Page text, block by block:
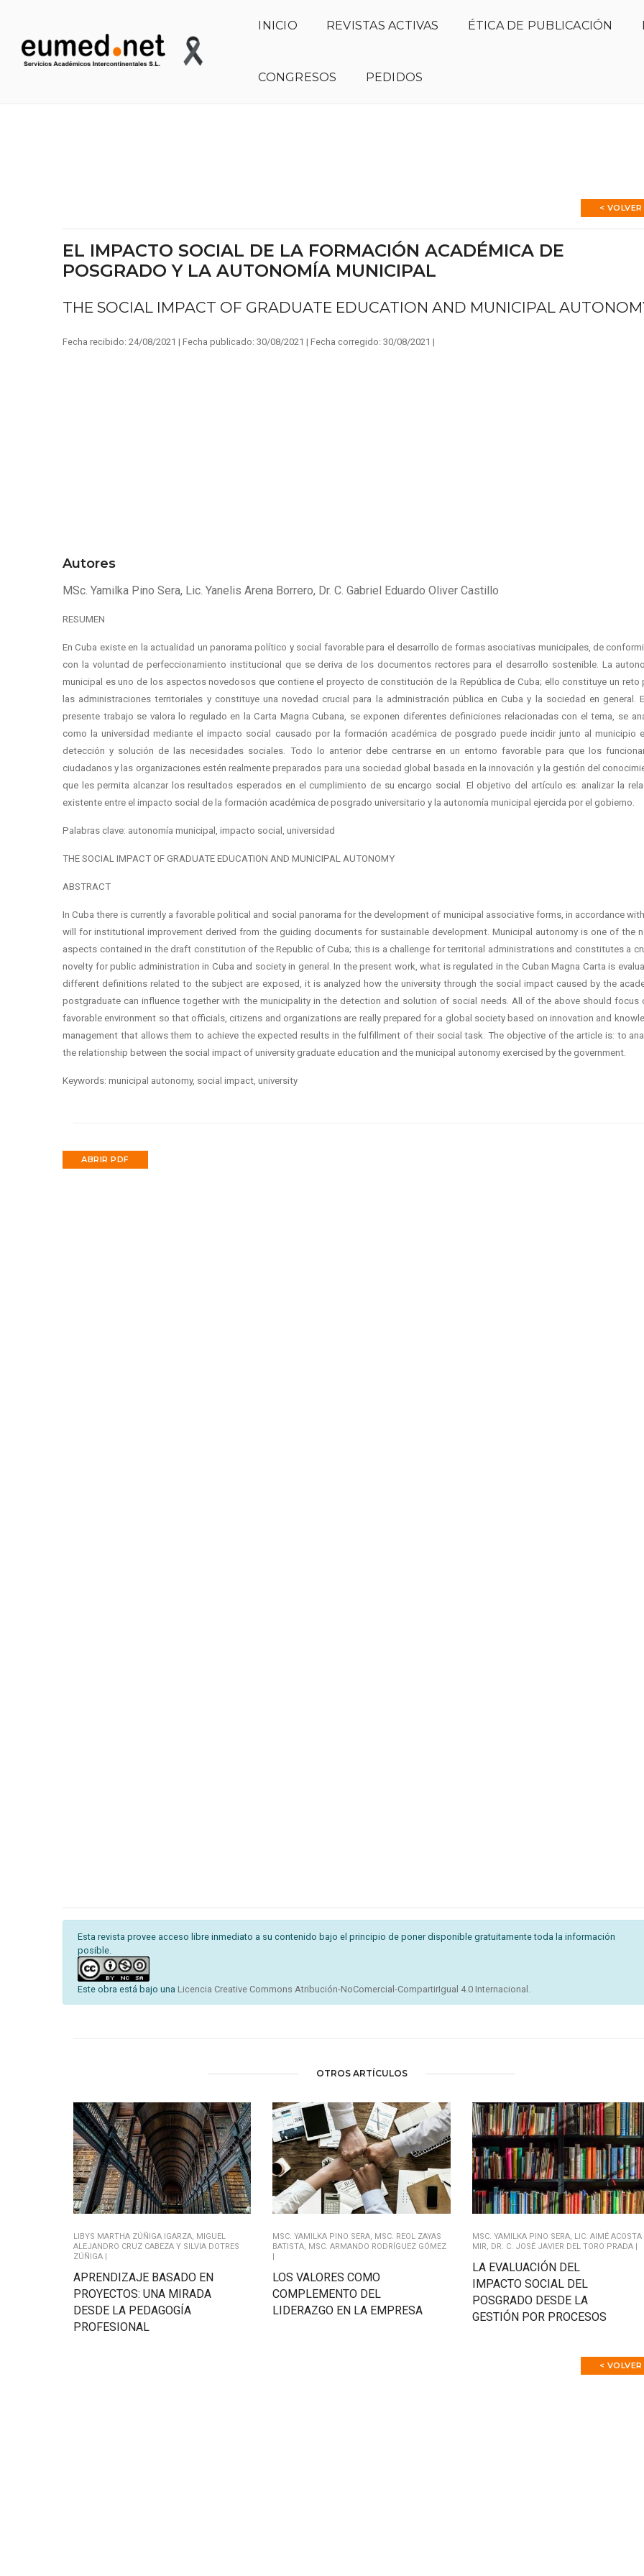
INICIO REVISTAS ACTIVAS ÉTICA DE PUBLICACIÓN
CONGRESOS PEDIDOS
< VOLVER
EL IMPACTO SOCIAL DE LA FORMACIÓN ACADÉMICA DE
POSGRADO Y LA AUTONOMÍA MUNICIPAL
THE SOCIAL IMPACT OF GRADUATE EDUCATION AND MUNICIPAL
Fecha recibido: 24/08/2021 | Fecha publicado: 30/08/2021 | Fecha corregido: 30/08/2021 |
Autores
MSc. Yamilka Pino Sera, Lic. Yanelis Arena Borrero, Dr. C. Gabriel Eduardo Oliver Castillo
RESUMEN
En Cuba existe en la actualidad un panorama político y social favorable para el desarrollo de formas asociativas municipales, de
con la voluntad de perfeccionamiento institucional que se deriva de los documentos rectores para el desarrollo sostenible. La
municipal es uno de los aspectos novedosos que contiene el proyecto de constitución de la República de Cuba; ello constituye un reto
las administraciones territoriales y constituye una novedad crucial para la administración pública en Cuba y la sociedad en general.
presente trabajo se valora lo regulado en la Carta Magna Cubana, se exponen diferentes definiciones relacionadas con el tema, se
como la universidad mediante el impacto social causado por la formación académica de posgrado puede incidir junto al municipio
detección y solución de las necesidades sociales. Todo lo anterior debe centrarse en un entorno favorable para que los
ciudadanos y las organizaciones estén realmente preparados para una sociedad global basada en la innovación y la gestión del
que les permita alcanzar los resultados esperados en el cumplimiento de su encargo social. El objetivo del artículo es: analizar la
existente entre el impacto social de la formación académica de posgrado universitario y la autonomía municipal ejercida por el gobierno.
Palabras clave: autonomía municipal, impacto social, universidad
THE SOCIAL IMPACT OF GRADUATE EDUCATION AND MUNICIPAL AUTONOMY
ABSTRACT
In Cuba there is currently a favorable political and social panorama for the development of municipal associative forms, in accordance
will for institutional improvement derived from the guiding documents for sustainable development. Municipal autonomy is one of the
aspects contained in the draft constitution of the Republic of Cuba; this is a challenge for territorial administrations and constitutes a
novelty for public administration in Cuba and society in general. In the present work, what is regulated in the Cuban Magna Carta is
different definitions related to the subject are exposed, it is analyzed how the university through the social impact caused by the
postgraduate can influence together with the municipality in the detection and solution of social needs. All of the above should focus
favorable environment so that officials, citizens and organizations are really prepared for a global society based on innovation and
management that allows them to achieve the expected results in the fulfillment of their social task. The objective of the article is: to
the relationship between the social impact of university graduate education and the municipal autonomy exercised by the government.
Keywords: municipal autonomy, social impact, university
ABRIR PDF
Esta revista provee acceso libre inmediato a su contenido bajo el principio de poner disponible gratuitamente toda la información
posible.
Este obra está bajo una Licencia Creative Commons Atribución-NoComercial-CompartirIgual 4.0 Internacional.
OTROS ARTÍCULOS
LIBYS MARTHA ZÚÑIGA IGARZA, MIGUEL
ALEJANDRO CRUZ CABEZA Y SILVIA DOTRES
ZÚÑIGA |
APRENDIZAJE BASADO EN
PROYECTOS: UNA MIRADA
DESDE LA PEDAGOGÍA
PROFESIONAL
MSC. YAMILKA PINO SERA, MSC. REOL ZAYAS
BATISTA, MSC. ARMANDO RODRÍGUEZ GÓMEZ
LOS VALORES COMO
COMPLEMENTO DEL
LIDERAZGO EN LA EMPRESA
MSC. YAMILKA PINO SERA, LIC. AIMÉ ACOSTA
MIR, DR. C. JOSÉ JAVIER DEL TORO PRADA |
LA EVALUACIÓN DEL
IMPACTO SOCIAL DEL
POSGRADO DESDE LA
GESTIÓN POR PROCESOS
< VOLVER